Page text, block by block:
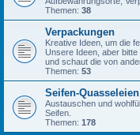
Themen: 38
Verpackungen
Kreative Ideen, um die
Unsere Ideen, aber
und schaut die von
Themen: 53
Seifen-Quasseleien
Austauschen und
Seifen.
Themen: 178